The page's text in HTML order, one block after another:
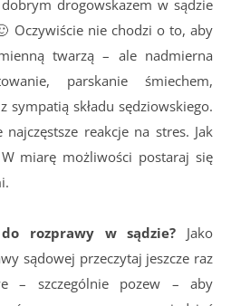
drogowskazem w sądzie
Oczywiście nie chodzi o to, aby
twarzą – ale nadmierna
parskanie śmiechem,
sympatią składu sędziowskiego.
reakcje na stres. Jak
miarę możliwości postaraj się
rozprawy w sądzie? Jako
sądowej przeczytaj jeszcze raz
– szczególnie pozew – aby